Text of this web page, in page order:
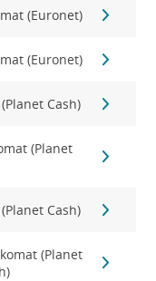
(Euronet)
(Euronet)
Cash)
(Planet
Cash)
(Planet